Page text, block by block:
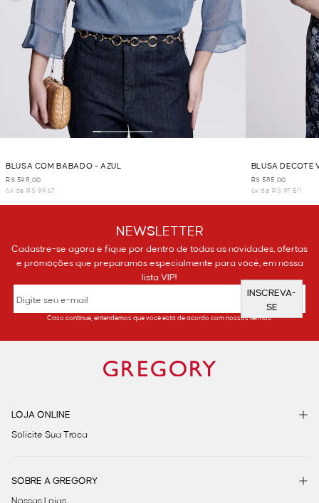
BLUSA COM BABADO - AZUL
R$ 598,00
6x de R$ 99,67
BLUSA DECOTE
R$ 585,00
6x de R$ 97,50
NEWSLETTER
Cadastre-se agora e fique por dentro de todas as novidades, ofertas
e promoções que preparamos especialmente para você, em nossa
lista VIP!
INSCREVA-
SE
Caso continue, entendemos que você está de acordo com nossos termos.
LOJA ONLINE
Solicite Sua Troca
SOBRE A GREGORY